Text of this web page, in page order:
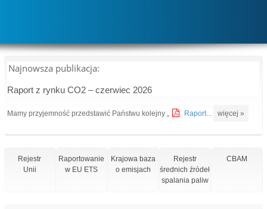
Najnowsza publikacja:
Raport z rynku CO2 – czerwiec 2026
Mamy przyjemność przedstawić Państwu kolejny „ Raport... więcej »
Rejestr
Unii
Raportowanie
w EU ETS
Krajowa baza
o emisjach
Rejestr
średnich źródeł
spalania paliw
CBAM